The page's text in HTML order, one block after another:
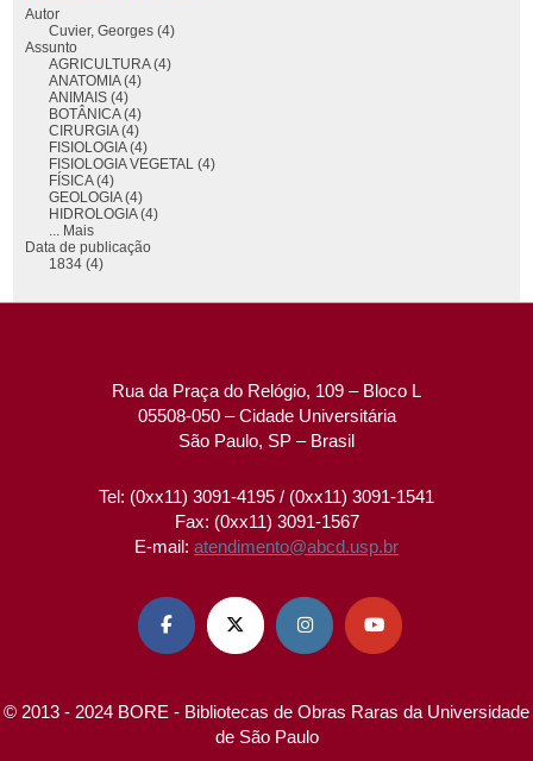
Autor
Cuvier, Georges (4)
Assunto
AGRICULTURA (4)
ANATOMIA (4)
ANIMAIS (4)
BOTÂNICA (4)
CIRURGIA (4)
FISIOLOGIA (4)
FISIOLOGIA VEGETAL (4)
FÍSICA (4)
GEOLOGIA (4)
HIDROLOGIA (4)
... Mais
Data de publicação
1834 (4)
Rua da Praça do Relógio, 109 – Bloco L
05508-050 – Cidade Universitária
São Paulo, SP – Brasil
Tel: (0xx11) 3091-4195 / (0xx11) 3091-1541
Fax: (0xx11) 3091-1567
E-mail: atendimento@abcd.usp.br
   
© 2013 - 2024 BORE - Bibliotecas de Obras Raras da Universidade
de São Paulo